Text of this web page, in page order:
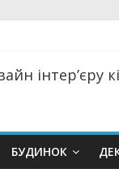
інтер’єру
БУДИНОК